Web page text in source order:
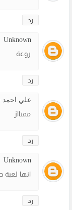
رد
Unknown
روعة
رد
علي احمد قطران
ممتااز
رد
Unknown
انها لعبة
رد